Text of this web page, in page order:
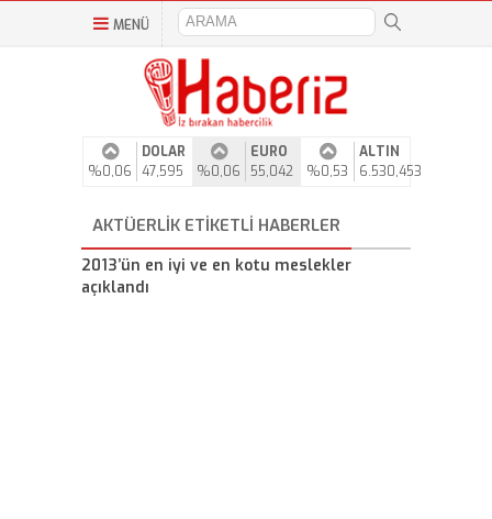
MENÜ
%0,06
DOLAR
47,595
%0,06
EURO
55,042
%0,53
ALTIN
6.530,453
AKTÜERLIK ETIKETLI HABERLER
2013’ün en iyi ve en kotu meslekler
açıklandı